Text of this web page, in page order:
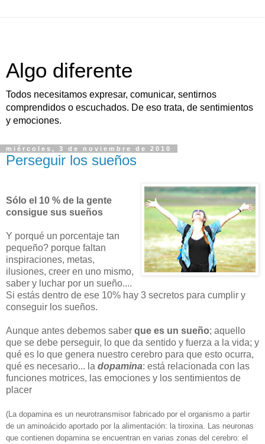
Algo diferente
Todos necesitamos expresar, comunicar, sentirnos
comprendidos o escuchados. De eso trata, de sentimientos
y emociones.
miércoles, 3 de noviembre de 2010
Perseguir los sueños
Sólo el 10 % de la gente
consigue sus sueños
Y porqué un porcentaje tan
pequeño? porque faltan
inspiraciones, metas,
ilusiones, creer en uno mismo,
saber y luchar por un sueño....
Si estás dentro de ese 10% hay 3 secretos para cumplir y
conseguir los sueños.
Aunque antes debemos saber que es un sueño; aquello
que se debe perseguir, lo que da sentido y fuerza a la vida; y
qué es lo que genera nuestro cerebro para que esto ocurra,
qué es necesario... la dopamina: está relacionada con las
funciones motrices, las emociones y los sentimientos de
placer
(La dopamina es un neurotransmisor fabricado por el organismo a partir
de un aminoácido aportado por la alimentación: la tiroxina. Las neuronas
que contienen dopamina se encuentran en varias zonas del cerebro: el